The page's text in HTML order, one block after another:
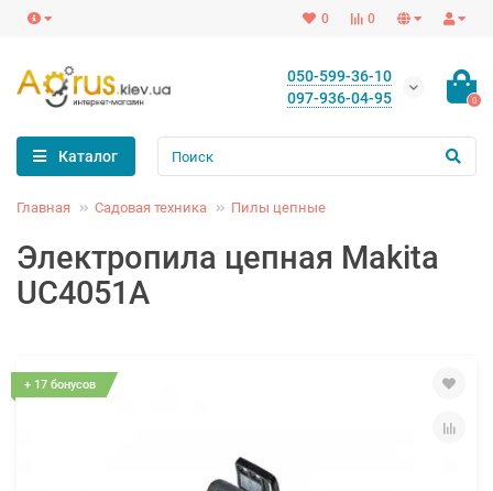
0
0
050-599-36-10
097-936-04-95
0
Каталог
Главная Садовая техника Пилы цепные
Электропила цепная Makita
UC4051A
+ 17 бонусов